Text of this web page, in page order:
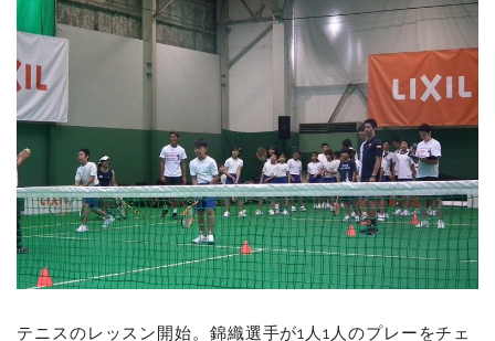
テニスのレッスン開始。錦織選手が1人1人のプレーをチェ